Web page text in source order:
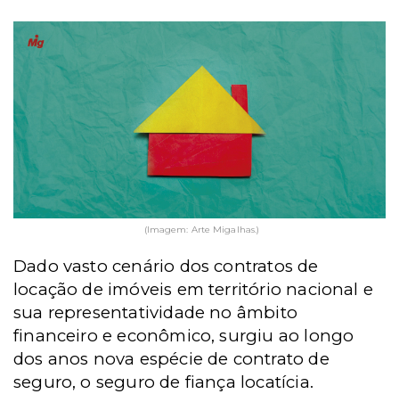
(Imagem: Arte Migalhas.)
Dado vasto cenário dos contratos de
locação de imóveis em território nacional e
sua representatividade no âmbito
financeiro e econômico, surgiu ao longo
dos anos nova espécie de contrato de
seguro, o seguro de fiança locatícia.